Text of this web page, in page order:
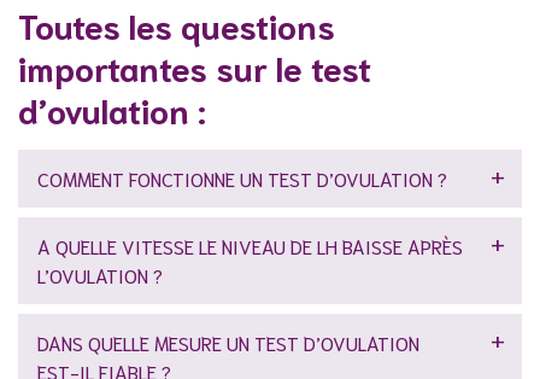
Toutes les questions
importantes sur le test
d’ovulation :
COMMENT FONCTIONNE UN TEST D’OVULATION ?
A QUELLE VITESSE LE NIVEAU DE LH BAISSE APRÈS
L’OVULATION ?
DANS QUELLE MESURE UN TEST D’OVULATION
EST-IL FIABLE ?